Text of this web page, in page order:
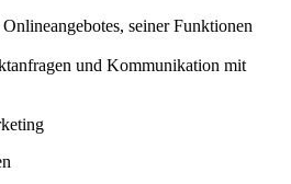
seiner Funktionen
und Kommunikation mit